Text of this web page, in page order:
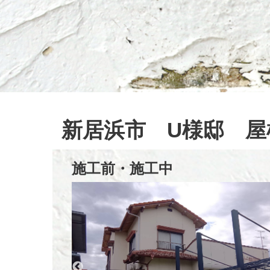
新居浜市 U様邸 屋
施工前・施工中